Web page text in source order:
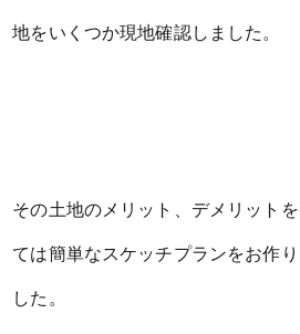
地をいくつか現地確認しました。
その土地のメリット、デメリット
ては簡単なスケッチプランをお作
した。